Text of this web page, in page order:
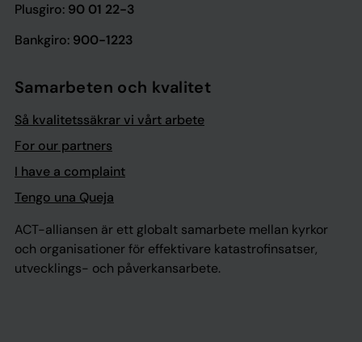
Plusgiro: 90 01 22-3
Bankgiro: 900-1223
Samarbeten och kvalitet
Så kvalitetssäkrar vi vårt arbete
For our partners
I have a complaint
Tengo una Queja
ACT-alliansen är ett globalt samarbete mellan kyrkor
och organisationer för effektivare katastrofinsatser,
utvecklings- och påverkansarbete.